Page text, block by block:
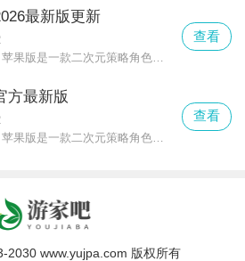
最新版更新
《零始之门》苹果版是一款二次元策略角色扮演游戏，背景设定在外星生物克锐特入侵后的末日地球，玩家扮演主角韩佳温，与“异能者”和“引导者”并肩作战抵御外星威胁。“情感即是战斗力”是游戏的核心理念，采用回合制战斗方式，通过搭配不同的异能者与引导者组合，能够激活羁绊加成发动强力技能，并通过互动选择影响角色成长路径，解锁专属CG与不同结局。此外，《零始之门》还联动了多部人气BL网漫IP，如《水边之夜》、《夜画帐》等十余作品中的角色将以全新形象登场。
查看
方最新版
《零始之门》苹果版是一款二次元策略角色扮演游戏，背景设定在外星生物克锐特入侵后的末日地球，玩家扮演主角韩佳温，与“异能者”和“引导者”并肩作战抵御外星威胁。“情感即是战斗力”是游戏的核心理念，采用回合制战斗方式，通过搭配不同的异能者与引导者组合，能够激活羁绊加成发动强力技能，并通过互动选择影响角色成长路径，解锁专属CG与不同结局。此外，《零始之门》还联动了多部人气BL网漫IP，如《水边之夜》、《夜画帐》等十余作品中的角色将以全新形象登场。
查看
2030 www.yujpa.com 版权所有